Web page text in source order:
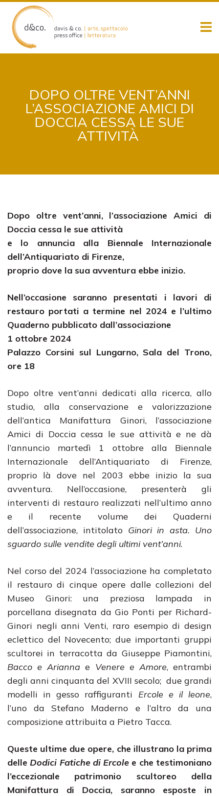
content
DOPO OLTRE VENT’ANNI
L’ASSOCIAZIONE AMICI DI
DOCCIA CESSA LE SUE
ATTIVITÀ
Dopo oltre vent’anni, l’associazione Amici di
Doccia cessa le sue attività
e lo annuncia alla Biennale Internazionale
dell’Antiquariato di Firenze,
proprio dove la sua avventura ebbe inizio.
Nell’occasione saranno presentati i lavori di
restauro portati a termine nel 2024 e l’ultimo
Quaderno pubblicato dall’associazione
1 ottobre 2024
Palazzo Corsini sul Lungarno, Sala del Trono,
ore 18
Dopo oltre vent’anni dedicati alla ricerca, allo
studio, alla conservazione e valorizzazione
dell’antica Manifattura Ginori, l’associazione
Amici di Doccia cessa le sue attività e ne dà
l’annuncio martedì 1 ottobre alla Biennale
Internazionale dell’Antiquariato di Firenze,
proprio là dove nel 2003 ebbe inizio la sua
avventura. Nell’occasione, presenterà gli
interventi di restauro realizzati nell’ultimo anno
e il recente volume dei Quaderni
dell’associazione, intitolato Ginori in asta. Uno
sguardo sulle vendite degli ultimi vent’anni.
Nel corso del 2024 l’associazione ha completato
il restauro di cinque opere dalle collezioni del
Museo Ginori: una preziosa lampada in
porcellana disegnata da Gio Ponti per Richard-
Ginori negli anni Venti, raro esempio di design
eclettico del Novecento; due importanti gruppi
scultorei in terracotta da Giuseppe Piamontini,
Bacco e Arianna e Venere e Amore, entrambi
degli anni cinquanta del XVIII secolo; due grandi
modelli in gesso raffiguranti Ercole e il leone,
l’uno da Stefano Maderno e l’altro da una
composizione attribuita a Pietro Tacca.
Queste ultime due opere, che illustrano la prima
delleDodici Fatiche di Ercole e che testimoniano
l’eccezionale patrimonio scultoreo della
Manifattura di Doccia, saranno esposte in